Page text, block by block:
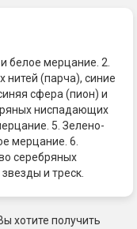
белое мерцание. 2.
(парча), синие
сфера (пион) и
ниспадающих
5. Зелено-
мерцание. 6.
серебряных
и треск.
хотите получить